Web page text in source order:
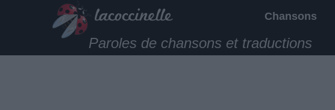
Chansons
Paroles de chansons et traductions